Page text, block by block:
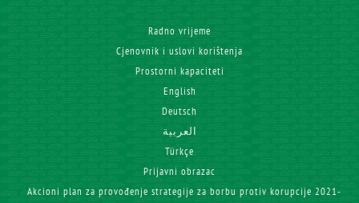
Radno vrijeme
Cjenovnik i uslovi korištenja
Prostorni kapaciteti
English
Deutsch
العربية
Türkçe
Prijavni obrazac
Akcioni plan za provođenje strategije za borbu protiv korupcije 2021-